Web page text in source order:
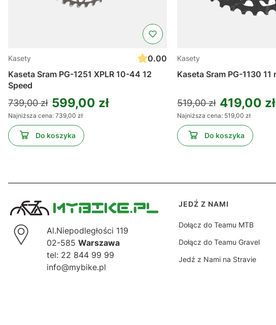
Kasety
0.00
Kaseta Sram PG-1251 XPLR 10-44 12
Speed
739,00 zł 599,00 zł
Najniższa cena: 739,00 zł
Do koszyka
Kasety
Kaseta Sram PG-1130 11
519,00 zł 419,00 zł
Najniższa cena: 519,00 zł
Do koszyka
Al.Niepodległości 119
02-585 Warszawa
tel: 22 844 99 99
info@mybike.pl
Linki w stopce
JEDŹ Z NAMI
Dołącz do Teamu MTB
Dołącz do Teamu Gravel
Jedź z Nami na Stravie